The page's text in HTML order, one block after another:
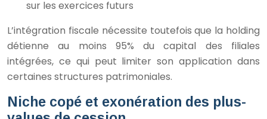
sur les exercices futurs
L’intégration fiscale nécessite toutefois que la holding
détienne au moins 95% du capital des filiales
intégrées, ce qui peut limiter son application dans
certaines structures patrimoniales.
Niche copé et exonération des plus-